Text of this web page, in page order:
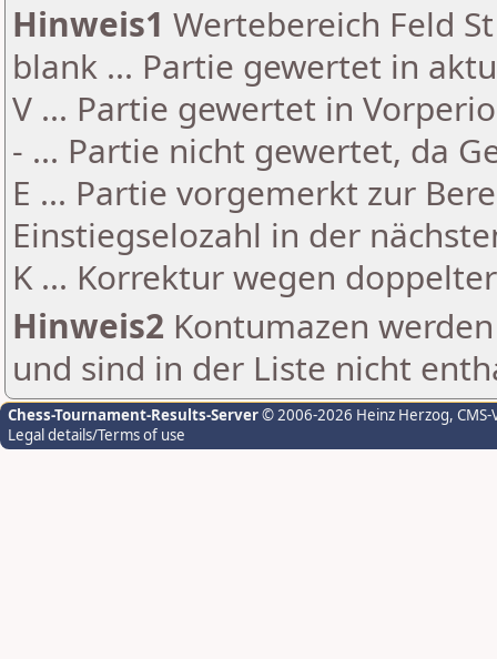
Hinweis1 Wertebereich Feld
blank ... Partie gewertet in
V ... Partie gewertet in
- ... Partie nicht gewertet, da
E ... Partie vorgemerkt zur
Einstiegselozahl in der
K ... Korrektur wegen
Hinweis2 Kontumazen
und sind in der Liste nicht
Chess-Tournament-Results-Server© 2006-2026 Heinz Herzog,
Legal details/Terms of use